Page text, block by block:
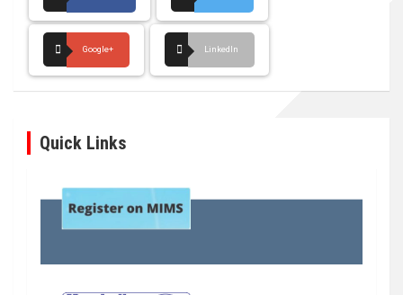
Google+ LinkedIn
Quick Links